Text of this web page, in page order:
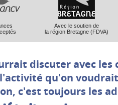
Avec le soutien de
la région Bretagne (FDVA)
discuter avec les
qu'on
c'est toujours les